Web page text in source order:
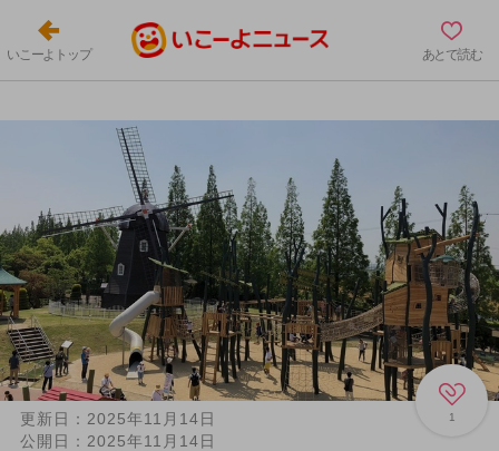
いこーよトップ あとで読む
1
更新日： 2025年11月14日
公開日： 2025年11月14日